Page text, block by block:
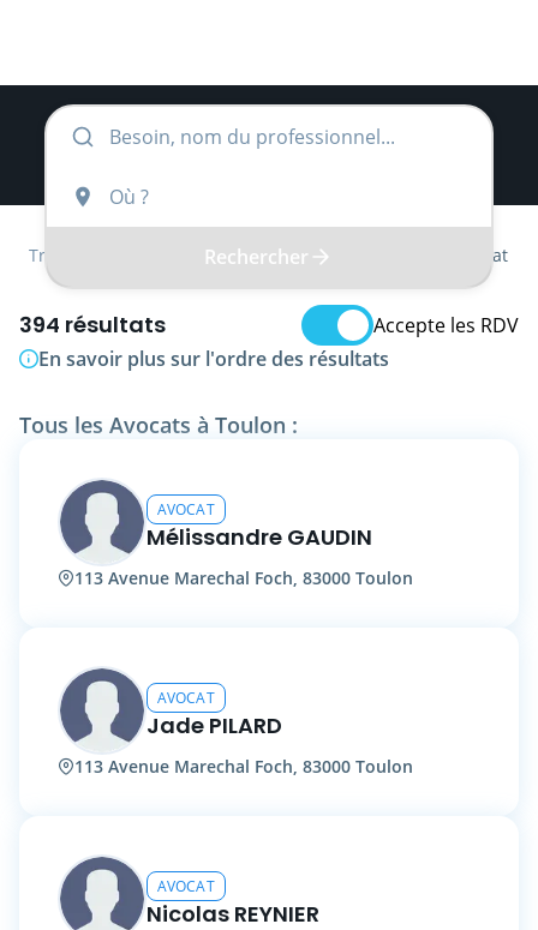
Rechercher
Trouver Provence-Alpes-Côte d'Azur Avocat
394 résultats
Accepte les RDV
En savoir plus sur l'ordre des résultats
Tous les Avocats à Toulon :
AVOCAT
Mélissandre GAUDIN
113 Avenue Marechal Foch, 83000 Toulon
AVOCAT
Jade PILARD
113 Avenue Marechal Foch, 83000 Toulon
AVOCAT
Nicolas REYNIER